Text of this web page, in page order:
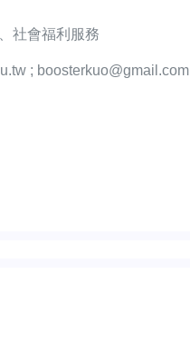
社會福利服務
; boosterkuo@gmail.com